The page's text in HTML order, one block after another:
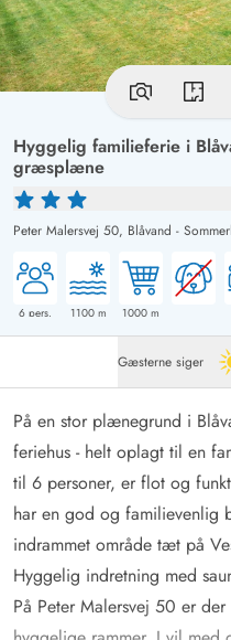
Hyggelig familieferie i
græsplæne
Peter Malersvej 50, Blåvand -
6 pers. 1100m 1000 m
Gæsterne siger
På en stor plænegrund i
feriehus - helt oplagt til en
til 6 personer, er flot og
har en god og familievenlig
indrammet område tæt på
Hyggelig indretning med
På Peter Malersvej 50 er